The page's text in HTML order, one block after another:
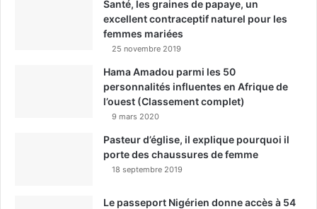
Santé, les graines de papaye, un
excellent contraceptif naturel pour les
femmes mariées
25 novembre 2019
Hama Amadou parmi les 50
personnalités influentes en Afrique de
l’ouest (Classement complet)
9 mars 2020
Pasteur d’église, il explique pourquoi il
porte des chaussures de femme
18 septembre 2019
Le passeport Nigérien donne accès à 54